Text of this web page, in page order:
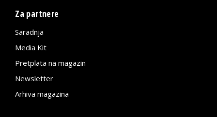
Za partnere
Saradnja
Media Kit
Pretplata na magazin
Newsletter
Arhiva magazina